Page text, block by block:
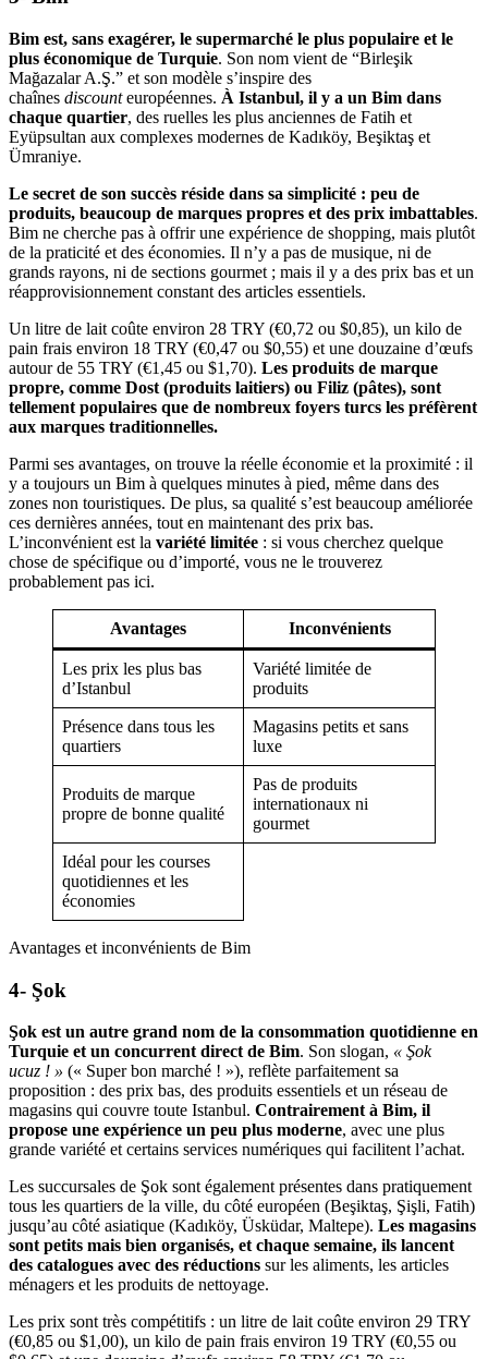
Bim est, sans exagérer, le supermarché le plus populaire et le
plus économique de Turquie. Son nom vient de “Birleşik
Mağazalar A.Ş.” et son modèle s’inspire des
chaînes discounteuropéennes. À Istanbul, il y a un Bim dans
chaque quartier, des ruelles les plus anciennes de Fatih et
Eyüpsultan aux complexes modernes de Kadıköy, Beşiktaş et
Ümraniye.
Le secret de son succès réside dans sa simplicité : peu de
produits, beaucoup de marques propres et des prix imbattables.
Bim ne cherche pas à offrir une expérience de shopping, mais plutôt
de la praticité et des économies. Il n’y a pas de musique, ni de
grands rayons, ni de sections gourmet ; mais il y a des prix bas et un
réapprovisionnement constant des articles essentiels.
Un litre de lait coûte environ 28 TRY (€0,72 ou $0,85), un kilo de
pain frais environ 18 TRY (€0,47 ou $0,55) et une douzaine d’œufs
autour de 55 TRY (€1,45 ou $1,70). Les produits de marque
propre, comme Dost (produits laitiers) ou Filiz (pâtes), sont
tellement populaires que de nombreux foyers turcs les préfèrent
aux marques traditionnelles.
Parmi ses avantages, on trouve la réelle économie et la proximité : il
y a toujours un Bim à quelques minutes à pied, même dans des
zones non touristiques. De plus, sa qualité s’est beaucoup améliorée
ces dernières années, tout en maintenant des prix bas.
L’inconvénient est la variété limitée : si vous cherchez quelque
chose de spécifique ou d’importé, vous ne le trouverez
probablement pas ici.
Avantages Inconvénients
Les prix les plus bas
d’Istanbul
Variété limitée de
produits
Présence dans tous les
quartiers
Magasins petits et sans
luxe
Produits de marque
propre de bonne qualité
Pas de produits
internationaux ni
gourmet
Idéal pour les courses
quotidiennes et les
économies
Avantages et inconvénients de Bim
4- Şok
Şok est un autre grand nom de la consommation quotidienne en
Turquie et un concurrent direct de Bim. Son slogan, « Şok
ucuz ! » (« Super bon marché ! »), reflète parfaitement sa
proposition : des prix bas, des produits essentiels et un réseau de
magasins qui couvre toute Istanbul. Contrairement à Bim, il
propose une expérience un peu plus moderne, avec une plus
grande variété et certains services numériques qui facilitent l’achat.
Les succursales de Şok sont également présentes dans pratiquement
tous les quartiers de la ville, du côté européen (Beşiktaş, Şişli, Fatih)
jusqu’au côté asiatique (Kadıköy, Üsküdar, Maltepe). Les magasins
sont petits mais bien organisés, et chaque semaine, ils lancent
des catalogues avec des réductions sur les aliments, les articles
ménagers et les produits de nettoyage.
Les prix sont très compétitifs : un litre de lait coûte environ 29 TRY
(€0,85 ou $1,00), un kilo de pain frais environ 19 TRY (€0,55 ou